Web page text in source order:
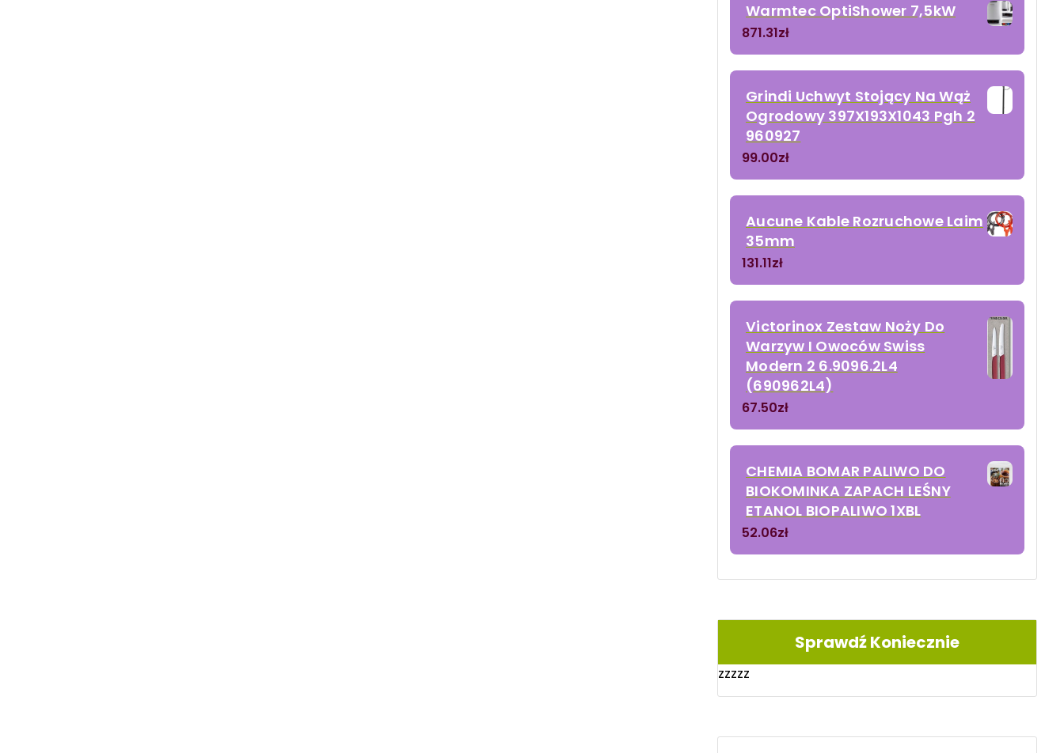
Warmtec OptiShower 7,5kW
871.31zł
Grindi Uchwyt Stojący Na Wąż
Ogrodowy 397X193X1043 Pgh 2
960927
99.00zł
Aucune Kable Rozruchowe Laim
35mm
131.11zł
Victorinox Zestaw Noży Do
Warzyw I Owoców Swiss
Modern 2 6.9096.2L4
(690962L4)
67.50zł
CHEMIA BOMAR PALIWO DO
BIOKOMINKA ZAPACH LEŚNY
ETANOL BIOPALIWO 1XBL
52.06zł
Sprawdź Koniecznie
zzzzz